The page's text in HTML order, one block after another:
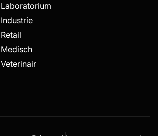
Laboratorium
Industrie
Retail
Medisch
Veterinair